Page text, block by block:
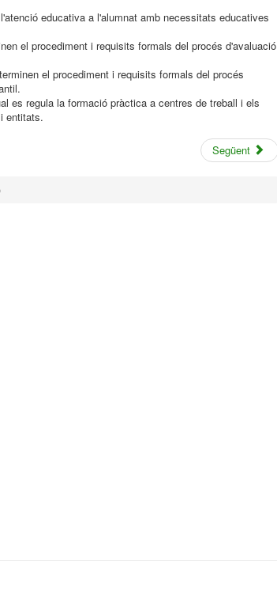
educativa a l'alumnat amb necessitats educatives
el procediment i requisits formals del procés d'avaluació
el procediment i requisits formals del procés
es regula la formació pràctica a centres de treball i els
entitats.
Següent